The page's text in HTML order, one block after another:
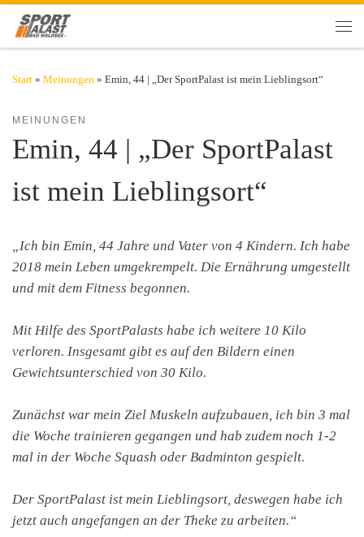
Zum Inhalt springen
Start » Meinungen » Emin, 44 | „Der SportPalast ist mein Lieblingsort“
MEINUNGEN
Emin, 44 | „Der SportPalast
ist mein Lieblingsort“
„Ich bin Emin, 44 Jahre und Vater von 4 Kindern. Ich habe
2018 mein Leben umgekrempelt. Die Ernährung umgestellt
und mit dem Fitness begonnen.
Mit Hilfe des SportPalasts habe ich weitere 10 Kilo
verloren. Insgesamt gibt es auf den Bildern einen
Gewichtsunterschied von 30 Kilo.
Zunächst war mein Ziel Muskeln aufzubauen, ich bin 3 mal
die Woche trainieren gegangen und hab zudem noch 1-2
mal in der Woche Squash oder Badminton gespielt.
Der SportPalast ist mein Lieblingsort, deswegen habe ich
jetzt auch angefangen an der Theke zu arbeiten.“